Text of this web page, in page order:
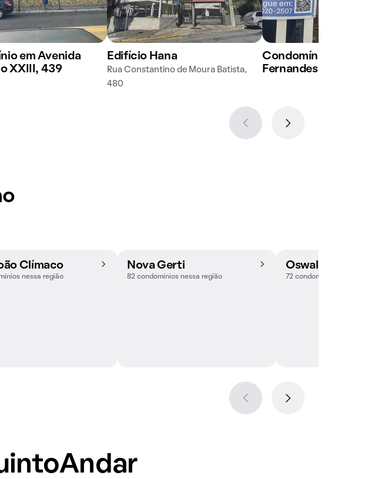
em Avenida
XXIII, 439
Edifício Hana
Rua Constantino de Moura Batista,
480
Condomínio em
Fernandes Lopes,
Clímaco
nessa região
Nova Gerti
82 condomínios nessa região
Oswaldo Cruz
72 condomínios nessa